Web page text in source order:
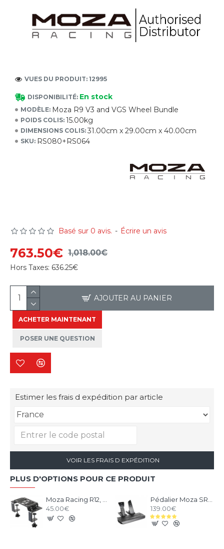
DISPONIBILITÉ: En stock
MODÈLE: Moza R9 V3 and VGS Wheel Bundle
POIDS COLIS: 15.00kg
DIMENSIONS COLIS: 31.00cm x 29.00cm x 40.00cm
SKU: RS080+RS064
VUES DU PRODUIT: 12995
Basé sur 0 avis. - Écrire un avis
763.50€ 1,018.00€
Hors Taxes: 636.25€
AJOUTER AU PANIER
ACHETER MAINTENANT
POSER UNE QUESTION
Estimer les frais d expédition par article
VOIR LES FRAIS D EXPÉDITION
PLUS D'OPTIONS POUR CE PRODUIT
45.00€
139.00€